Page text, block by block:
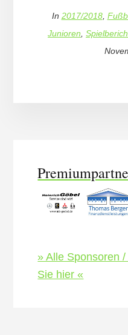
In 2017/2018,
Junioren
» Alle Sponsoren
Sie hier «